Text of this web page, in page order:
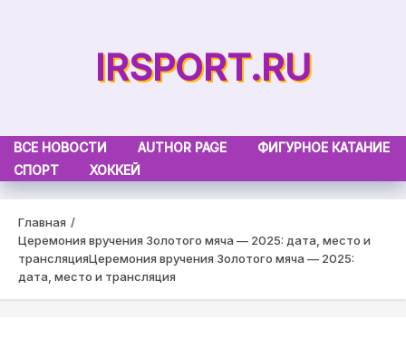
IRSPORT.RU
ВСЕ НОВОСТИ AUTHOR PAGE
ФИГУРНОЕ КАТАНИЕ
СПОРТ
ХОККЕЙ
Главная
Церемония вручения Золотого мяча — 2025: дата, место и
трансляцияЦеремония вручения Золотого мяча — 2025:
дата, место и трансляция